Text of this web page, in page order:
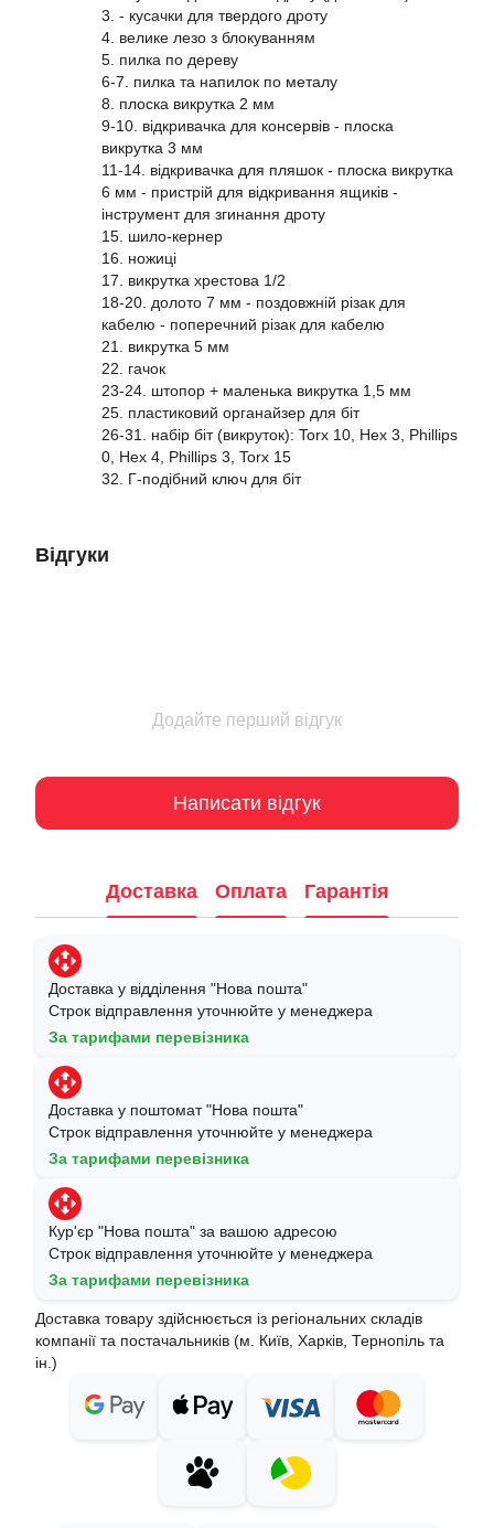
3. - кусачки для твердого дроту
4. велике лезо з блокуванням
5. пилка по дереву
6-7. пилка та напилок по металу
8. плоска викрутка 2 мм
9-10. відкривачка для консервів - плоска
викрутка 3 мм
11-14. відкривачка для пляшок - плоска викрутка
6 мм - пристрій для відкривання ящиків -
інструмент для згинання дроту
15. шило-кернер
16. ножиці
17. викрутка хрестова 1/2
18-20. долото 7 мм - поздовжній різак для
кабелю - поперечний різак для кабелю
21. викрутка 5 мм
22. гачок
23-24. штопор + маленька викрутка 1,5 мм
25. пластиковий органайзер для біт
26-31. набір біт (викруток): Torx 10, Hex 3, Phillips
0, Hex 4, Phillips 3, Torx 15
32. Г-подібний ключ для біт
Відгуки
Додайте перший відгук
Написати відгук
Доставка Оплата Гарантія
Доставка у відділення "Нова пошта"
Строк відправлення уточнюйте у менеджера
За тарифами перевізника
Доставка у поштомат "Нова пошта"
Строк відправлення уточнюйте у менеджера
За тарифами перевізника
Кур'єр "Нова пошта" за вашою адресою
Строк відправлення уточнюйте у менеджера
За тарифами перевізника
Доставка товару здійснюється із регіональних складів
компанії та постачальників (м. Київ, Харків, Тернопіль та
ін.)